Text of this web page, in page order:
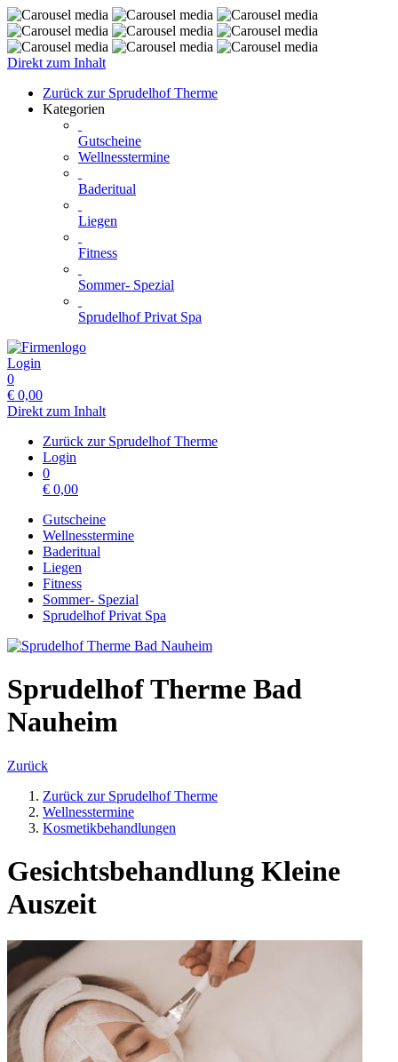
Direkt zum Inhalt
Zurück zur Sprudelhof Therme
Kategorien
Gutscheine
Wellnesstermine
Baderitual
Liegen
Fitness
Sommer- Spezial
Sprudelhof Privat Spa
Login
0
€ 0,00
Direkt zum Inhalt
Zurück zur Sprudelhof Therme
Login
0
€ 0,00
Gutscheine
Wellnesstermine
Baderitual
Liegen
Fitness
Sommer- Spezial
Sprudelhof Privat Spa
Sprudelhof Therme Bad
Nauheim
Zurück
Zurück zur Sprudelhof Therme
Wellnesstermine
Kosmetikbehandlungen
Gesichtsbehandlung Kleine
Auszeit